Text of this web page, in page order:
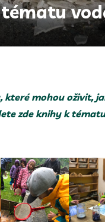
mohou oživit,
zde knihy k